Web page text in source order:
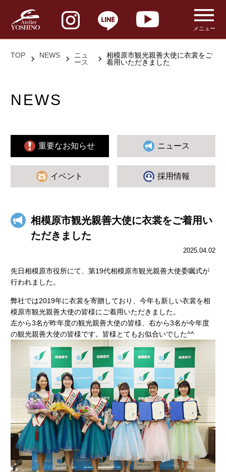
メニュー
TOP NEWS
ニュ
ース
相模原市観光親善大使に衣裳をご
着用いただきました
NEWS
重要なお知らせ ニュース
イベント 採用情報
相模原市観光親善大使に衣裳をご着用い
ただきました
2025.04.02
先日相模原市役所にて、第19代相模原市観光親善大使委嘱式が
行われました。
弊社では2019年に衣裳を寄贈しており、今年も新しい衣裳を相
模原市観光親善大使の皆様にご着用いただきました。
左から3名が昨年度の観光親善大使の皆様、右から3名が今年度
の観光親善大使の皆様です。皆様とてもお似合いでした^^